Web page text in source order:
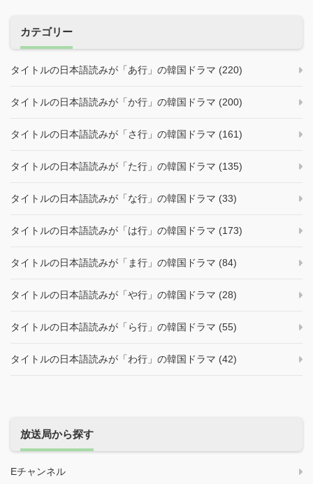
カテゴリー
タイトルの日本語読みが「あ行」の韓国ドラマ (220)
タイトルの日本語読みが「か行」の韓国ドラマ (200)
タイトルの日本語読みが「さ行」の韓国ドラマ (161)
タイトルの日本語読みが「た行」の韓国ドラマ (135)
タイトルの日本語読みが「な行」の韓国ドラマ (33)
タイトルの日本語読みが「は行」の韓国ドラマ (173)
タイトルの日本語読みが「ま行」の韓国ドラマ (84)
タイトルの日本語読みが「や行」の韓国ドラマ (28)
タイトルの日本語読みが「ら行」の韓国ドラマ (55)
タイトルの日本語読みが「わ行」の韓国ドラマ (42)
放送局から探す
Eチャンネル